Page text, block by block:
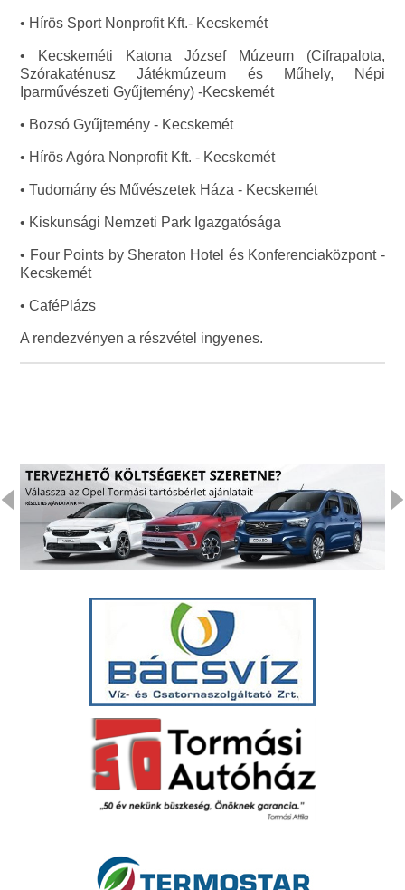
• Hírös Sport Nonprofit Kft.- Kecskemét
• Kecskeméti Katona József Múzeum (Cifrapalota,
Szórakaténusz Játékmúzeum és Műhely, Népi
Iparművészeti Gyűjtemény) -Kecskemét
• Bozsó Gyűjtemény - Kecskemét
• Hírös Agóra Nonprofit Kft. - Kecskemét
• Tudomány és Művészetek Háza - Kecskemét
• Kiskunsági Nemzeti Park Igazgatósága
• Four Points by Sheraton Hotel és Konferenciaközpont -
Kecskemét
• CaféPlázs
A rendezvényen a részvétel ingyenes.